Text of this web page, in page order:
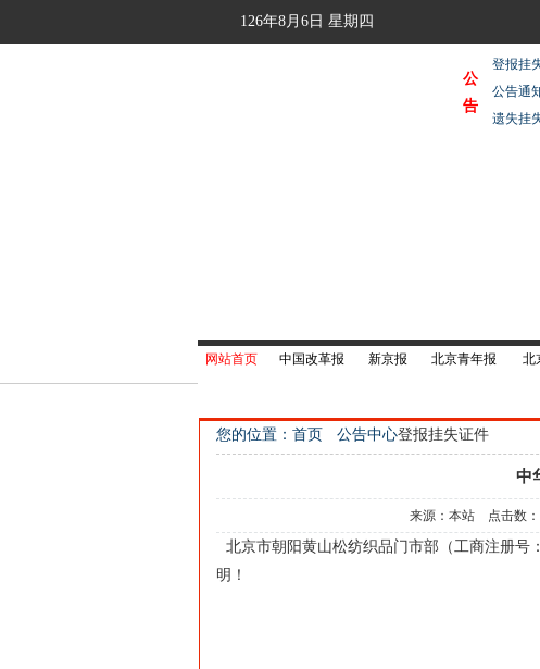
126年8月6日 星期四
公
告
登报挂
公告通
遗失挂
网站首页 中国改革报 新京报 北京青年报 北
您的位置：首页 公告中心登报挂失证件
中
来源：本站 点击数：
北京市朝阳黄山松纺织品门市部（工商注册号：
明！